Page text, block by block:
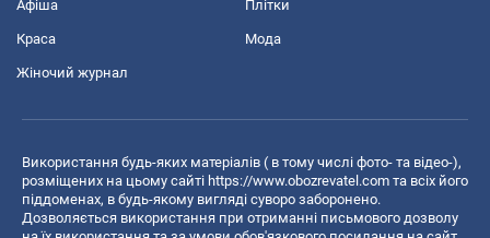
Афіша Плітки
Краса Мода
Жіночий журнал
Використання будь-яких матеріалів ( в тому числі фото- та відео-),
розміщених на цьому сайті https://www.obozrevatel.com та всіх його
піддоменах, в будь-якому вигляді суворо заборонено.
Дозволяється використання при отриманні письмового дозволу